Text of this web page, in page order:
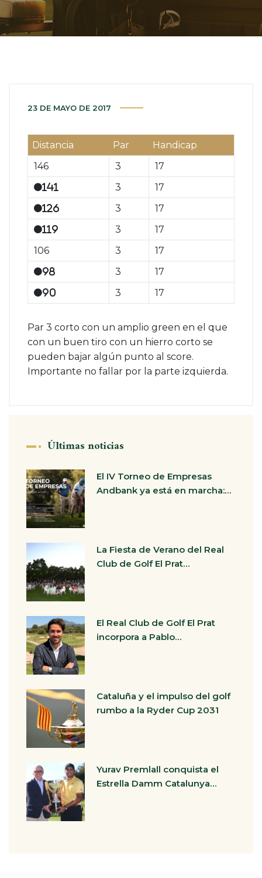
23 DE MAYO DE 2017
Distancia Par
Handicap
146
3 17
141 3 17
126 3 17
119 3
17
106
3 17
98 3 17
90 3 17
Par 3 corto con un amplio green en el que
con un buen tiro con un hierro corto se
pueden bajar algún punto al score.
Importante no fallar por la parte izquierda.
Últimas noticias
El IV Torneo de Empresas
Andbank ya está en marcha:…
La Fiesta de Verano del Real
Club de Golf El Prat…
El Real Club de Golf El Prat
incorpora a Pablo…
Cataluña y el impulso del golf
rumbo a la Ryder Cup 2031
Yurav Premlall conquista el
Estrella Damm Catalunya…